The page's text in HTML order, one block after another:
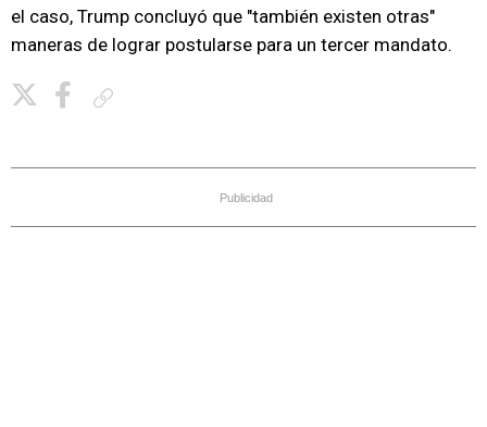
el caso, Trump concluyó que "también existen otras"
maneras de lograr postularse para un tercer mandato.
Publicidad